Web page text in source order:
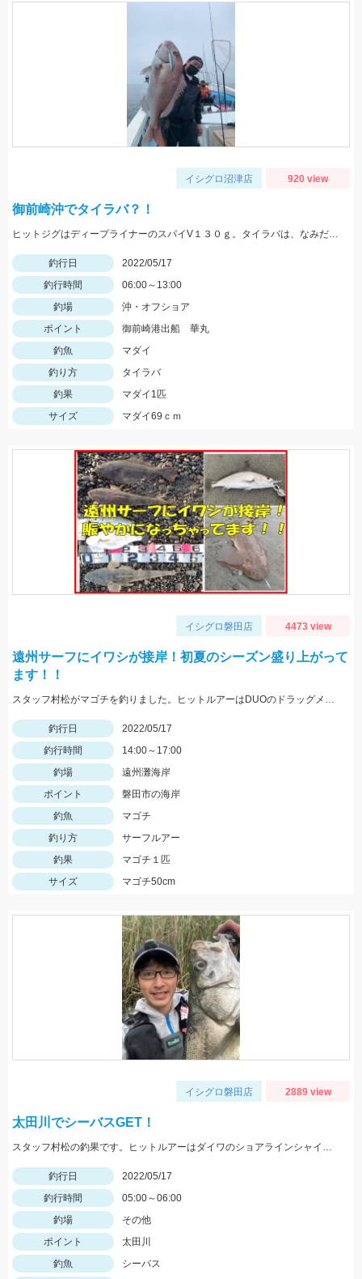
イシグロ沼津店 920 view
御前崎沖でタイラバ？！
ヒットジグはディープライナーのスパイV１３０ｇ。タイラバは、なみだまＴＧ８０ｇやビンビン玉１００ｇ等を使用
釣行日
2022/05/17
釣行時間
06:00～13:00
釣場
沖・オフショア
ポイント
御前崎港出船 華丸
釣魚
マダイ
釣り方
タイラバ
釣果
マダイ1匹
サイズ
マダイ69ｃｍ
イシグロ磐田店 4473 view
遠州サーフにイワシが接岸！初夏のシーズン盛り上がって
ます！！
スタッフ村松がマゴチを釣りました。ヒットルアーはDUOのドラッグメタルキャストショット30gのイワシカラー。
釣行日
2022/05/17
釣行時間
14:00～17:00
釣場
遠州灘海岸
ポイント
磐田市の海岸
釣魚
マゴチ
釣り方
サーフルアー
釣果
マゴチ１匹
サイズ
マゴチ50cm
イシグロ磐田店 2889 view
太田川でシーバスGET！
スタッフ村松の釣果です。ヒットルアーはダイワのショアラインシャイナーZバーティス80Sのゴールドカラー。
釣行日
2022/05/17
釣行時間
05:00～06:00
釣場
その他
ポイント
太田川
釣魚
シーバス